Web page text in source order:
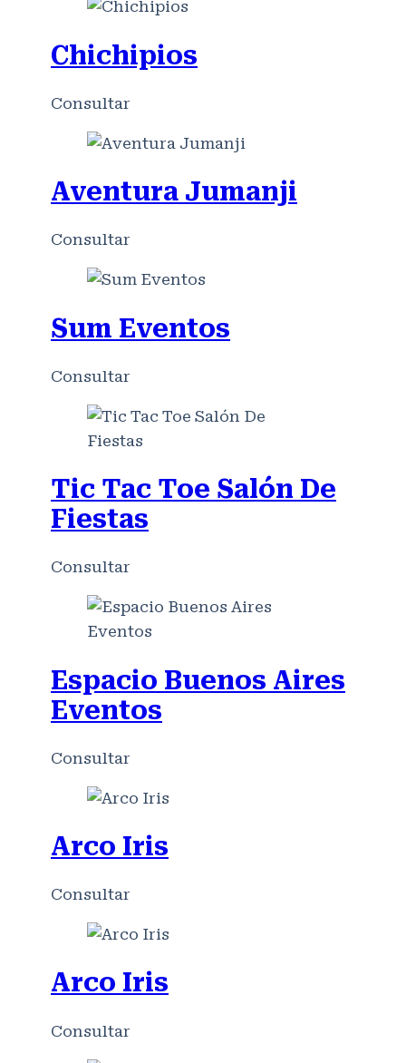
Chichipios
Consultar
Aventura Jumanji
Consultar
Sum Eventos
Consultar
Tic Tac Toe Salón De
Fiestas
Consultar
Espacio Buenos Aires
Eventos
Consultar
Arco Iris
Consultar
Arco Iris
Consultar